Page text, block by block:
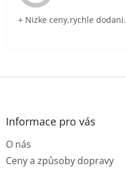
+ Nizke ceny,rychle dodani.
Z
Informace pro vás
O nás
Ceny a způsoby dopravy